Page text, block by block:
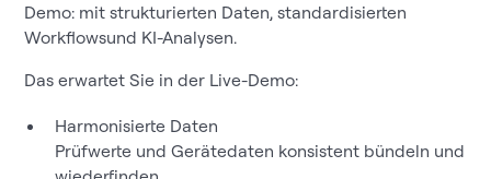
Demo: mit strukturierten Daten, standardisierten
Workflowsund KI-Analysen.
Das erwartet Sie in der Live-Demo:
Harmonisierte Daten
Prüfwerte und Gerätedaten konsistent bündeln und